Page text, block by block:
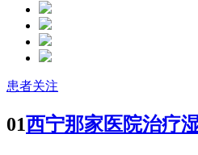
患者关注
01西宁那家医院治疗